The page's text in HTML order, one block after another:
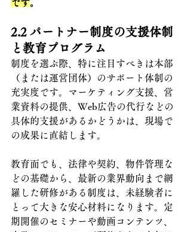
です。
2.2 パートナー制度の支援体制
と教育プログラム
制度を選ぶ際、特に注目すべきは本部
（または運営団体）のサポート体制の
充実度です。マーケティング支援、営
業資料の提供、Web広告の代行などの
具体的支援があるかどうかは、現場で
の成果に直結します。
教育面でも、法律や契約、物件管理な
どの基礎から、最新の業界動向まで網
羅した研修がある制度は、未経験者に
とって大きな安心材料になります。定
期開催のセミナーや動画コンテンツ、